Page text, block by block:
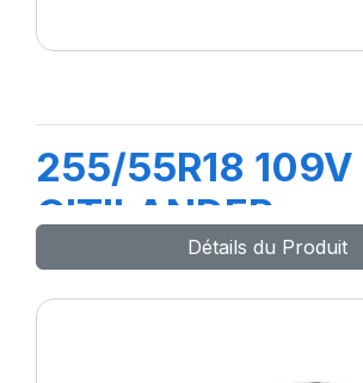
255/55R18 109V
CITILANDER
Détails du Produit